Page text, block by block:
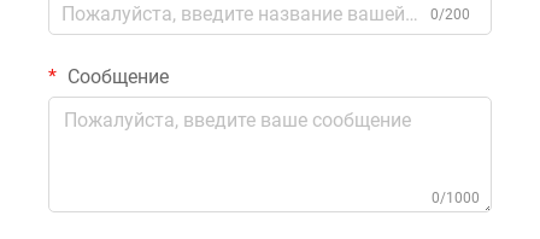
0/200
Сообщение
0/1000